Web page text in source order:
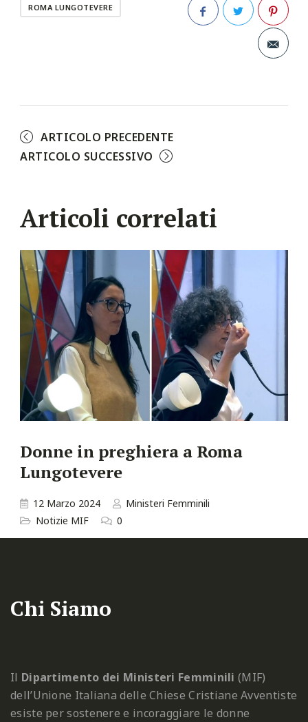
ROMA LUNGOTEVERE
TwitterPinterest
ARTICOLO PRECEDENTE
ARTICOLO SUCCESSIVO
Articoli correlati
Donne in preghiera a Roma
Lungotevere
12 Marzo 2024
Ministeri Femminili
Notizie MIF
0
Chi Siamo
Il Dipartimento dei Ministeri Femminili (MIF)
dell’Unione Italiana delle Chiese Cristiane Avventiste
esiste per sostenere e incoraggiare le donne